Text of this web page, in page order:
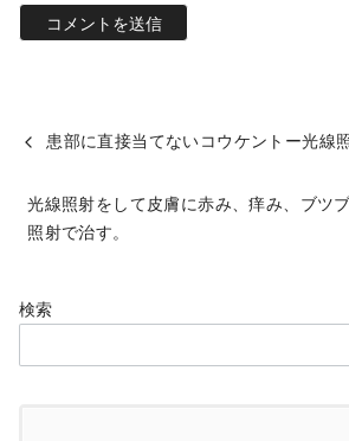
患部に直接当てないコウケントー光線
光線照射をして皮膚に赤み、痒み、ブツ
照射で治す。
検索